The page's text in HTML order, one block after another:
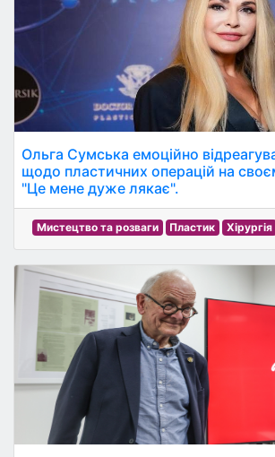
Ольга Сумська емоційно
щодо пластичних операцій на
"Це мене дуже лякає".
Мистецтво та розваги Пластик Хірургія